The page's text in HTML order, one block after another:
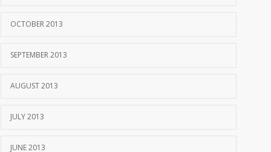
OCTOBER 2013
SEPTEMBER 2013
AUGUST 2013
JULY 2013
JUNE 2013